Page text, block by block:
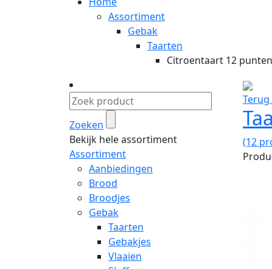
Assortiment
Gebak
Taarten
Citroentaart 12 punten
Zoeken
Bekijk hele assortiment
Assortiment
Aanbiedingen
Brood
Broodjes
Gebak
Taarten
Gebakjes
Vlaaien
(12